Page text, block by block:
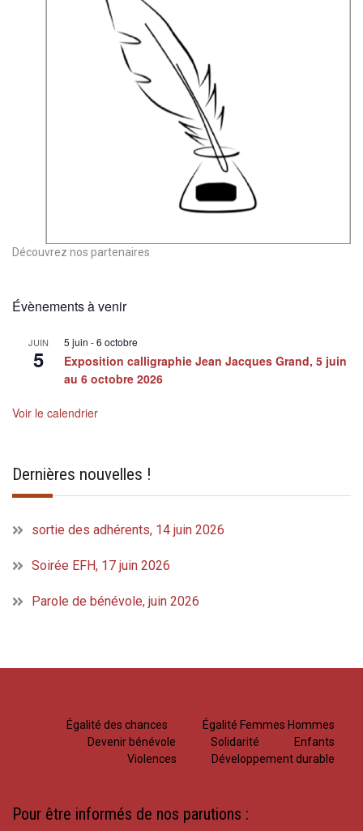
Découvrez nos partenaires
Évènements à venir
JUIN
5
5 juin -6 octobre
Exposition calligraphie Jean Jacques Grand, 5 juin
au 6 octobre 2026
Voir le calendrier
Dernières nouvelles !
sortie des adhérents, 14 juin 2026
Soirée EFH, 17 juin 2026
Parole de bénévole, juin 2026
Égalité des chances
Égalité Femmes Hommes
Devenir bénévole
Solidarité
Enfants
Violences
Développement durable
Pour être informés de nos parutions :